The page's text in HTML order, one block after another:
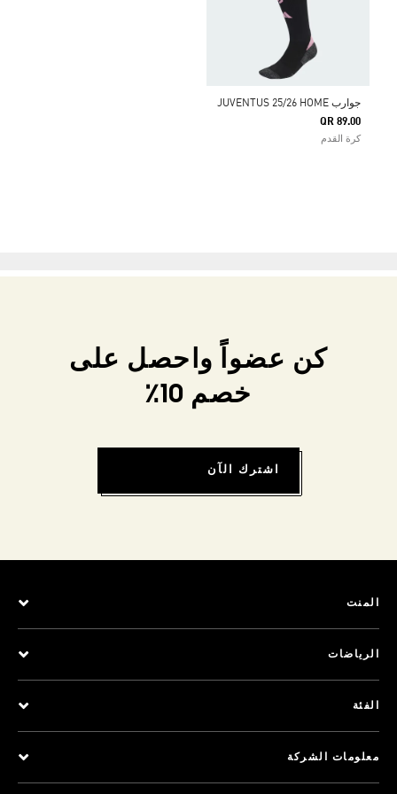
جوارب JUVENTUS 25/26 HOME
QR 89.00
كرة القدم
كن عضواً واحصل على
خصم 10٪
اشترك الآن
المنت
الرياضات
الفئة
معلومات الشركة